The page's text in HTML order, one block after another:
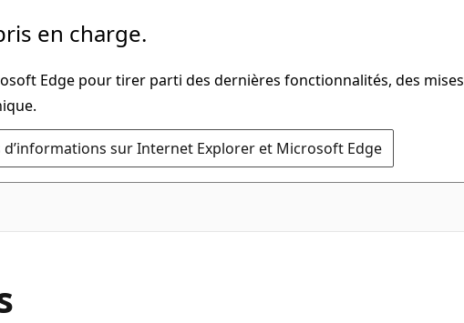
en charge.
Edge pour tirer parti des dernières fonctionnalités, des mises
d’informations sur Internet Explorer et Microsoft Edge